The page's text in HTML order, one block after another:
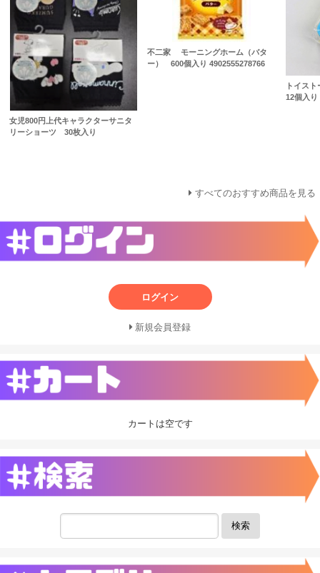
女児800円上代キャラクターサニタ
リーショーツ 30枚入り
不二家 モーニングホーム（バタ
ー） 600個入り 4902555278766
トイス
12個入り
すべてのおすすめ商品を見る
ログイン
新規会員登録
カートは空です
検索